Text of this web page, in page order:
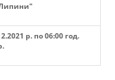
"
р. по 06:00 год.